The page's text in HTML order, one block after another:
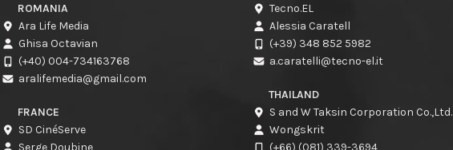
ROMANIA
Ara Life Media
Ghisa Octavian
(+40) 004-734163768
aralifemedia@gmail.com
FRANCE
SD CinéServe
Serge Doubine
Tecno.EL
Alessia Caratell
(+39) 348 852 5982
a.caratelli@tecno-el.it
THAILAND
S and W Taksin Corporation Co.,Ltd.
Wongskrit
(+66) (081) 339-3694